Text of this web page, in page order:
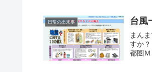
日常の出来事 台風
まん
すか
都圏